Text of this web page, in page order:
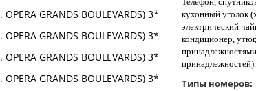
кухонный уголок
электрический
кондиционер,
принадлежностей).
Типы номеров: